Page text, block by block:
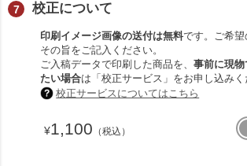
校正について
印刷イメージ画像の送付は無料です。ご希
その旨をご記入ください。
ご入稿データで印刷した商品を、事前に現物
たい場合は「校正サービス」をお申し込みく
校正サービスについてはこちら
¥1,100 （税込）